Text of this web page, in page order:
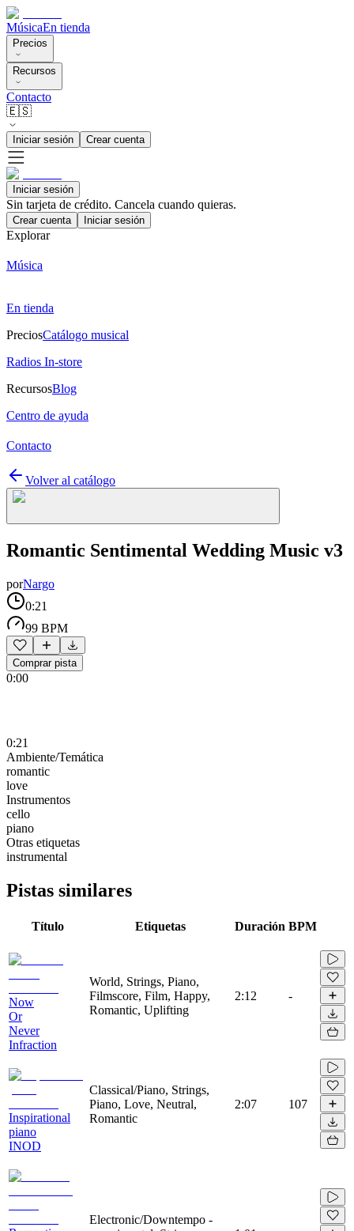
MúsicaEn tienda
Precios
Recursos
Contacto
🇪🇸
Iniciar sesión Crear cuenta
Iniciar sesión
Sin tarjeta de crédito. Cancela cuando quieras.
Crear cuenta Iniciar sesión
Explorar
Música
En tienda
PreciosCatálogo musical
Radios In-store
RecursosBlog
Centro de ayuda
Contacto
Volver al catálogo
Romantic Sentimental Wedding Music v3
porNargo
0:21
99 BPM
Comprar pista
0:00
0:21
Ambiente/Temática
romantic
love
Instrumentos
cello
piano
Otras etiquetas
instrumental
Pistas similares
Título Etiquetas Duración BPM
Now
Or
Never
Infraction
World, Strings, Piano,
Filmscore, Film, Happy,
Romantic, Uplifting
2:12 -
Inspirational
piano
INOD
Classical/Piano, Strings,
Piano, Love, Neutral,
Romantic
2:07 107
Electronic/Downtempo -